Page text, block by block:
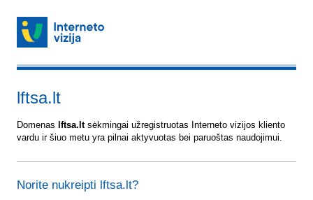
lftsa.lt
Domenas lftsa.ltsėkmingai užregistruotas Interneto vizijos kliento
vardu ir šiuo metu yra pilnai aktyvuotas bei paruoštas naudojimui.
Norite nukreipti lftsa.lt?